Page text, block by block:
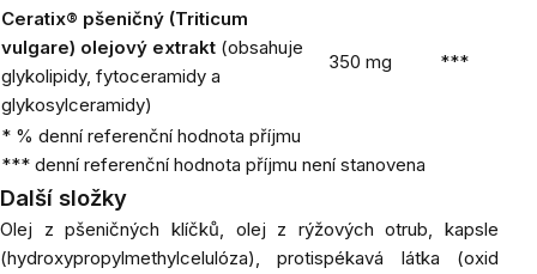
Ceratix® pšeničný (Triticum
vulgare) olejový extrakt (obsahuje
glykolipidy, fytoceramidy a
glykosylceramidy)
350 mg ***
* % denní referenční hodnota příjmu
*** denní referenční hodnota příjmu není stanovena
Další složky
Olej z pšeničných klíčků, olej z rýžových otrub, kapsle
(hydroxypropylmethylcelulóza), protispékavá látka (oxid